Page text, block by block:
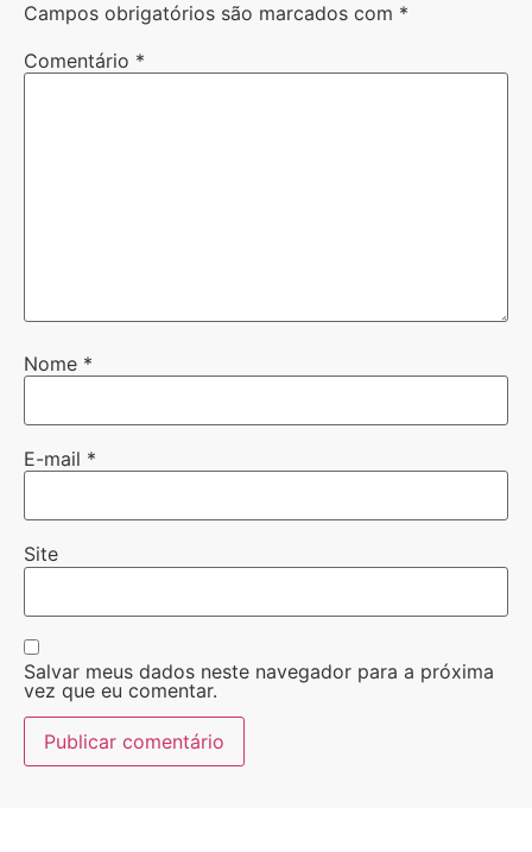
Campos obrigatórios são marcados com *
Comentário *
Nome *
E-mail *
Site
Salvar meus dados neste navegador para a próxima
vez que eu comentar.